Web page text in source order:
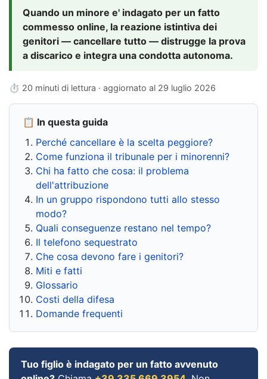
Quando un minore e' indagato per un fatto
commesso online, la reazione istintiva dei
genitori — cancellare tutto — distrugge la prova
a discarico e integra una condotta autonoma.
⏱ 20 minuti di lettura · aggiornato al 29 luglio 2026
📋 In questa guida
Perché cancellare è la scelta peggiore?
Come funziona il tribunale per i minorenni?
Chi ha fatto che cosa: il problema
dell'attribuzione
In un gruppo rispondono tutti allo stesso
modo?
Quali conseguenze restano nel tempo?
Il telefono sequestrato
Che cosa devono fare i genitori?
Miti e fatti
Glossario
Costi della difesa
Domande frequenti
Tuo figlio è indagato per un fatto avvenuto